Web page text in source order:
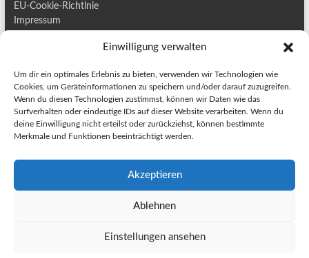
Einwilligung verwalten
Um dir ein optimales Erlebnis zu bieten, verwenden wir Technologien wie
Cookies, um Geräteinformationen zu speichern und/oder darauf zuzugreifen.
Wenn du diesen Technologien zustimmst, können wir Daten wie das
Surfverhalten oder eindeutige IDs auf dieser Website verarbeiten. Wenn du
deine Einwilligung nicht erteilst oder zurückziehst, können bestimmte
Merkmale und Funktionen beeinträchtigt werden.
Akzeptieren
Ablehnen
Einstellungen ansehen
EU-Cookie-Richtlnie
Impressum
BESUCHER
6
6 2
2 8
8 3
3 2
2 9
9
Naturprodukte24